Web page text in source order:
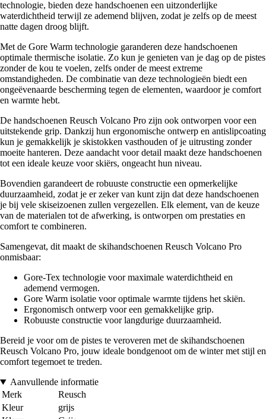
technologie, bieden deze handschoenen een uitzonderlijke
waterdichtheid terwijl ze ademend blijven, zodat je zelfs op de meest
natte dagen droog blijft.
Met de Gore Warm technologie garanderen deze handschoenen
optimale thermische isolatie. Zo kun je genieten van je dag op de pistes
zonder de kou te voelen, zelfs onder de meest extreme
omstandigheden. De combinatie van deze technologieën biedt een
ongeëvenaarde bescherming tegen de elementen, waardoor je comfort
en warmte hebt.
De handschoenen Reusch Volcano Pro zijn ook ontworpen voor een
uitstekende grip. Dankzij hun ergonomische ontwerp en antislipcoating
kun je gemakkelijk je skistokken vasthouden of je uitrusting zonder
moeite hanteren. Deze aandacht voor detail maakt deze handschoenen
tot een ideale keuze voor skiërs, ongeacht hun niveau.
Bovendien garandeert de robuuste constructie een opmerkelijke
duurzaamheid, zodat je er zeker van kunt zijn dat deze handschoenen
je bij vele skiseizoenen zullen vergezellen. Elk element, van de keuze
van de materialen tot de afwerking, is ontworpen om prestaties en
comfort te combineren.
Samengevat, dit maakt de skihandschoenen Reusch Volcano Pro
onmisbaar:
Gore-Tex technologie voor maximale waterdichtheid en
ademend vermogen.
Gore Warm isolatie voor optimale warmte tijdens het skiën.
Ergonomisch ontwerp voor een gemakkelijke grip.
Robuuste constructie voor langdurige duurzaamheid.
Bereid je voor om de pistes te veroveren met de skihandschoenen
Reusch Volcano Pro, jouw ideale bondgenoot om de winter met stijl en
comfort tegemoet te treden.
Aanvullende informatie
Merk
Reusch
Kleur
grijs